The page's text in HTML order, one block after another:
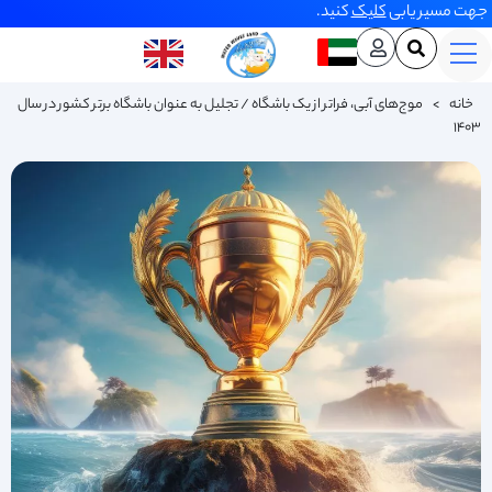
جهت مسیر یابیکلیککنید.
خانه > موج‌های آبی، فراتر از یک باشگاه / تجلیل به عنوان باشگاه برتر کشور در سال
۱۴۰۳